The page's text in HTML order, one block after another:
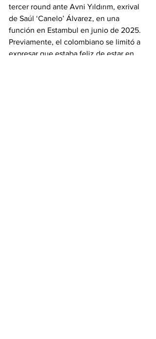
tercer round ante Avni Yıldırım, exrival
de Saúl ‘Canelo’ Álvarez, en una
función en Estambul en junio de 2025.
Previamente, el colombiano se limitó a
expresar que estaba feliz de estar en